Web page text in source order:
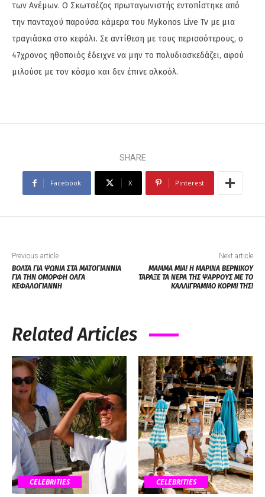
των Ανέμων. Ο Σκωτσέζος πρωταγωνιστής εντοπίστηκε από
την πανταχού παρούσα κάμερα του Mykonos Live Tv με μια
τραγιάσκα στο κεφάλι. Σε αντίθεση με τους περισσότερους, ο
47χρονος ηθοποιός έδειχνε να μην το πολυδιασκεδάζει, αφού
μιλούσε με τον κόσμο και δεν έπινε αλκοόλ.
SHARE
Facebook X Pinterest
Previous article
ΒΟΛΤΑ ΓΙΑ ΨΩΝΙΑ ΣΤΑ ΜΑΤΟΓΙΑΝΝΙΑ
ΓΙΑ ΤΗΝ ΟΜΟΡΦΗ ΟΛΓΑ
ΚΕΦΑΛΟΓΙΑΝΝΗ
Next article
MAMMA MIA! Η ΜΑΡΙΝΑ ΒΕΡΝΙΚΟΥ
ΤΑΡΑΞΕ ΤΑ ΝΕΡΑ ΤΗΣ ΨΑΡΡΟΥΣ ΜΕ ΤΟ
ΚΑΛΛΙΓΡΑΜΜΟ ΚΟΡΜΙ ΤΗΣ!
Related Articles
CELEBRITIES CELEBRITIES